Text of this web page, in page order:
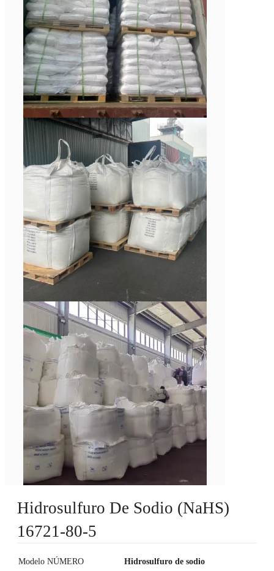
Hidrosulfuro De Sodio (NaHS)
16721-80-5
Modelo NÚMERO Hidrosulfuro de sodio